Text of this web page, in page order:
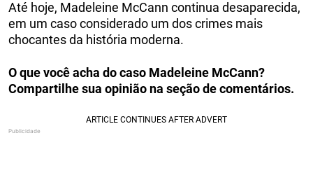
Até hoje, Madeleine McCann continua desaparecida,
em um caso considerado um dos crimes mais
chocantes da história moderna.
O que você acha do caso Madeleine McCann?
Compartilhe sua opinião na seção de comentários.